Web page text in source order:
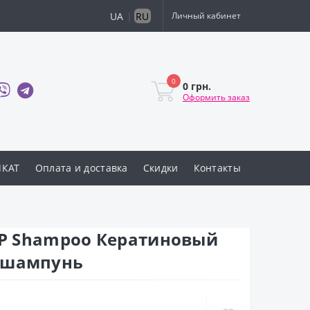
UA RU Личный кабинет
0 0 грн.
Оформить заказ
Оплата и доставка Скидки Контакты
Shampoo Кератиновый